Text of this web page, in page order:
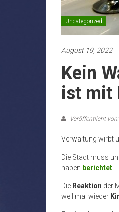
Uncategorized
August 19, 2022
Kein
ist mit
Veröffentlicht
Verwaltung wirbt
Die Stadt muss
haben berichtet
Die Reaktion der
weil mal wieder